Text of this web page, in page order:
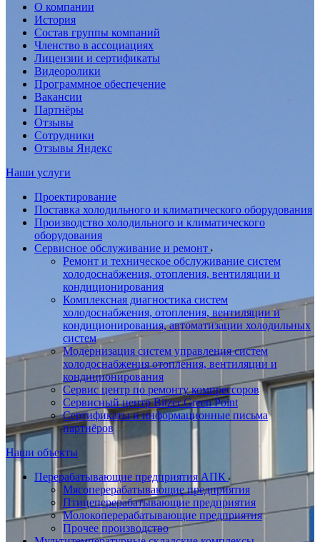
О компании
История
Состав группы компаний
Членство в ассоциациях
Лицензии и сертификаты
Видеоролики
Программное обеспечение
Вакансии
Партнёры
Отзывы
Сотрудники
Отзывы Яндекс
Наши услуги
Проектирование
Поставка холодильного и климатического оборудования
Производство холодильного и климатического
оборудования
Сервисное обслуживание и ремонт
Ремонт и техническое обслуживание систем
холодоснабжения, отопления, вентиляции и
кондиционирования
Комплексная диагностика систем
холодоснабжения, отопления, вентиляции и
кондиционирования, автоматизации холодильных
систем
Модернизация систем управления систем
холодоснабжения отопления, вентиляции и
кондиционирования
Сервис центр по ремонту компрессоров
Сервисный центр Bitzer Green Point
Сертификаты и информационные письма
партнёров
Наши объекты
Перерабатывающие предприятия АПК
Мясоперерабатывающие предприятия
Птицеперерабатывающие предприятия
Молокоперерабатывающие предприятия
Прочее производство